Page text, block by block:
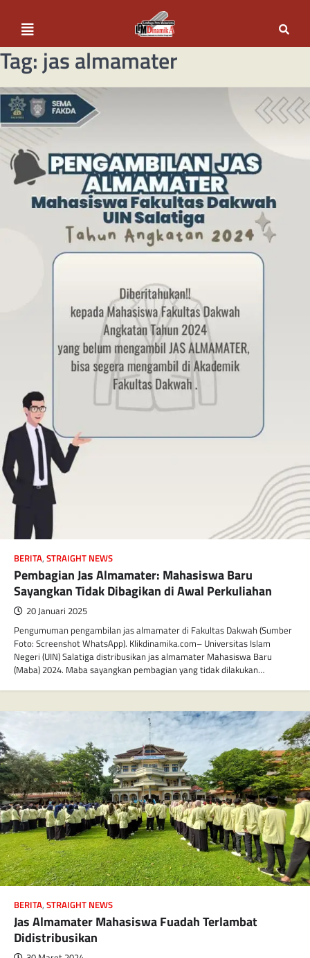
Tag: jas almamater
BERITA, STRAIGHT NEWS
Pembagian Jas Almamater: Mahasiswa Baru
Sayangkan Tidak Dibagikan di Awal Perkuliahan
20 Januari 2025
Pengumuman pengambilan jas almamater di Fakultas Dakwah (Sumber
Foto: Screenshot WhatsApp). Klikdinamika.com– Universitas Islam
Negeri (UIN) Salatiga distribusikan jas almamater Mahasiswa Baru
(Maba) 2024. Maba sayangkan pembagian yang tidak dilakukan…
BERITA, STRAIGHT NEWS
Jas Almamater Mahasiswa Fuadah Terlambat
Didistribusikan